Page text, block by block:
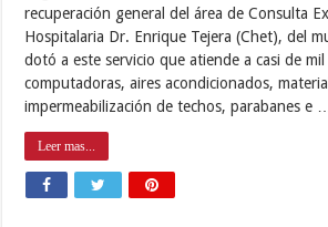
recuperación general del área de Consulta
Hospitalaria Dr. Enrique Tejera (Chet), del
dotó a este servicio que atiende a casi de
computadoras, aires acondicionados,
impermeabilización de techos, parabanes e …
Leer mas...